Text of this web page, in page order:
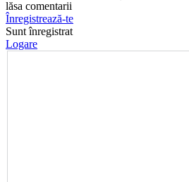
lăsa comentarii
Înregistrează-te
Sunt înregistrat
Logare